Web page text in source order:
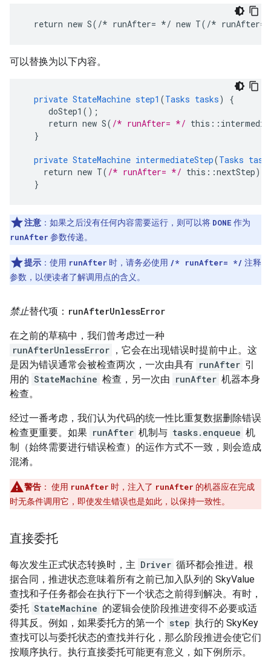
  return new S(/* runAfter=
*/ new T(/*
可以替换为以下内容。
private StateMachine step1 (Tasks tasks)
{
doStep1() ;
return new S( /* runAfter= */ this : :
}
private StateMachine intermediateStep(Tasks
return new T( /* runAfter= */ this : :nextStep);
}
注意 ： 如果之后没有任何内容需要运行，则可以将 DONE 作为
runAfter 参数传递。
提示 ： 使用 runAfter 时，请务必使用 /* runAfter= */ 注释
参数，以便读者了解调用点的含义。
禁止替代项： runAfterUnlessError
在之前的草稿中，我们曾考虑过一种
runAfterUnlessError ，它会在出现错误时提前中止。这
是因为错误通常会被检查两次，一次由具有 runAfter 引
用的 StateMachine 检查，另一次由 runAfter 机器本身
检查。
经过一番考虑，我们认为代码的统一性比重复数据删除错误
检查更重要。如果 runAfter 机制与 tasks.enqueue 机
制（始终需要进行错误检查）的运作方式不一致，则会造成
混淆。
警告 ： 使用 runAfter 时，注入了 runAfter 的机器应在完成
时无条件调用它，即使发生错误也是如此，以保持一致性。
直接委托
每次发生正式状态转换时，主 Driver 循环都会推进。根
据合同，推进状态意味着所有之前已加入队列的 SkyValue
查找和子任务都会在执行下一个状态之前得到解决。有时，
委托 StateMachine 的逻辑会使阶段推进变得不必要或适
得其反。例如，如果委托方的第一个 step 执行的 SkyKey
查找可以与委托状态的查找并行化，那么阶段推进会使它们
按顺序执行。执行直接委托可能更有意义，如下例所示。